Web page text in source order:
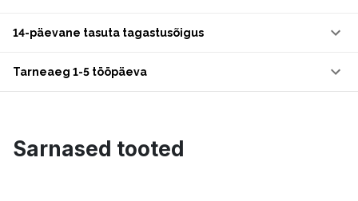
14-päevane tasuta tagastusõigus
Tarneaeg 1-5 tööpäeva
Sarnased tooted